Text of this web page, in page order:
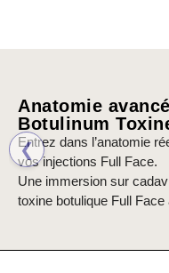
❮
Anatomie
Botulinum
Entrez dans l’anatomie
vos injections Full Face.
Une immersion sur
toxine botulique Full